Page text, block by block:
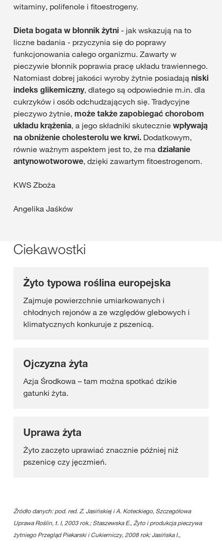
witaminy, polifenole i fitoestrogeny.
Dieta bogata w błonnik żytni - jak wskazują na to
liczne badania - przyczynia się do poprawy
funkcjonowania całego organizmu. Zawarty w
pieczywie błonnik poprawia pracę układu trawiennego.
Natomiast dobrej jakości wyroby żytnie posiadają niski
indeks glikemiczny, dlatego są odpowiednie m.in. dla
cukrzyków i osób odchudzających się. Tradycyjne
pieczywo żytnie, może także zapobiegać chorobom
układu krążenia, a jego składniki skutecznie wpływają
na obniżenie cholesterolu we krwi. Dodatkowym,
równie ważnym aspektem jest to, że ma działanie
antynowotworowe, dzięki zawartym fitoestrogenom.
KWS Zboża
Angelika Jaśków
Ciekawostki
Żyto typowa roślina europejska
Zajmuje powierzchnie umiarkowanych i
chłodnych rejonów a ze względów glebowych i
klimatycznych konkuruje z pszenicą.
Ojczyzna żyta
Azja Środkowa – tam można spotkać dzikie
gatunki żyta.
Uprawa żyta
Żyto zaczęto uprawiać znacznie później niż
pszenicę czy jęczmień.
Źródło danych:pod. red. Z. Jasińskiej i A. Koteckiego, Szczegółowa
Uprawa Roślin, t. I, 2003 rok.; Staszewska E., Żyto i produkcja pieczywa
żytniego Przegląd Piekarski i Cukierniczy, 2008 rok;Jasińska I.,